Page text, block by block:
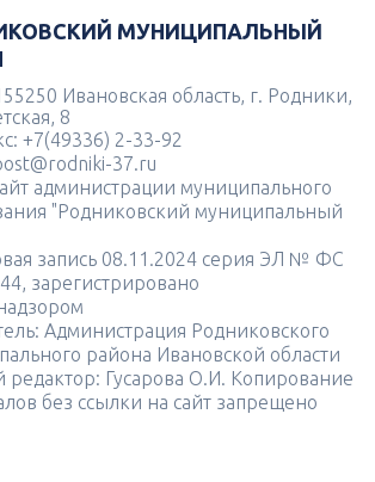
МУНИЦИПАЛЬНЫЙ
Ивановская область, г. Родники,
8
+7(49336) 2-33-92
37.ru
администрации муниципального
"Родниковский муниципальный
запись 08.11.2024 серия ЭЛ № ФС
зарегистрировано
Администрация Родниковского
района Ивановской области
редактор: Гусарова О.И. Копирование
без ссылки на сайт запрещено